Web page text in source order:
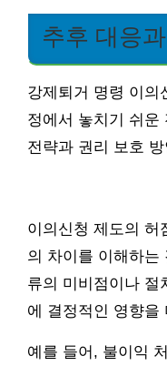
추후 대응
강제퇴거 명령 이의
정에서 놓치기 쉬운
전략과 권리 보호
이의신청 제도의 허
의 차이를 이해하는
류의 미비점이나 절
에 결정적인 영향을
예를 들어, 불이익